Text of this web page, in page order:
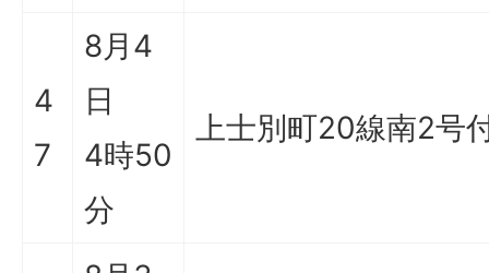
4
7
8月4
日
4時50
分
上士別町20線南2号